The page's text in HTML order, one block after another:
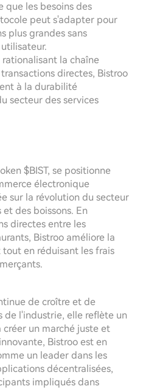
que les besoins des
peut s'adapter pour
plus grandes sans
rationalisant la chaîne
directes, Bistroo
à la durabilité
secteur des services
$BIST, se positionne
électronique
sur la révolution du secteur
des boissons. En
directes entre les
Bistroo améliore la
en réduisant les frais
de croître et de
de l'industrie, elle reflète un
un marché juste et
Bistroo est en
un leader dans les
décentralisées,
impliqués dans